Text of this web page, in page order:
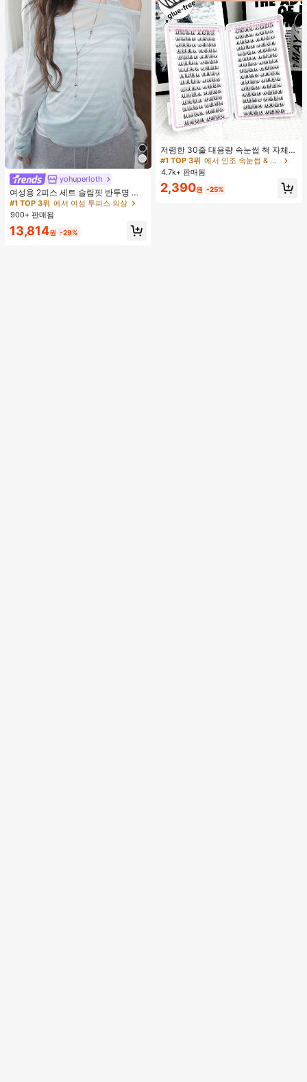
yohuperloth
여성용 2피스 세트 슬림핏 반투명 스
파게티 스트랩 스트라이프 캐미솔 탑
우아한
#1 TOP 3위 에서 여성 투피스 의상
거의 매진!
#1 TOP 3위 에서 여성 투피스 의상
거의 매진!
#1 TOP 3위 에서 여성 투피스 의상
거의 매진!
#1 TOP 3위
에서 여성 투피스 의상
거의 매진!
900+ 판매됨
13,814원 -29%
저렴한 30줄 대용량 속눈썹 책 자체
접착 속눈썹 C컬 속눈썹 만화 속눈썹
고양이 눈 속눈썹 요정 속눈썹 재사용
가능한 접착제 없는 속눈썹 매일 착용
속눈썹
#1 TOP 3위
거의 매진!
#1 TOP 3위
에서 인조 속눈썹 & 접착제
거의 매진!
#1 TOP 3위
에서 인조 속눈썹 & 접착제
거의 매진!
#1 TOP 3위
4.7k+ 판매됨
2,390원 -25%